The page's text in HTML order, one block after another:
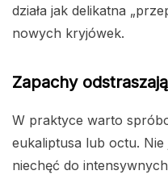
działa jak delikatna
nowych kryjówek.
Zapachy
W praktyce warto
eukaliptusa lub octu.
niechęć do